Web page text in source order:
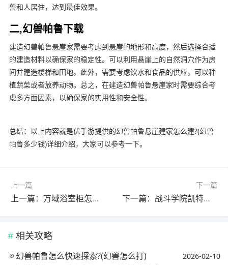
兽和人居住，达到最佳效果。
二,幻兽帕鲁下载
建造幻兽帕鲁悬崖家需要考虑到悬崖的地形和高度，然后选择合适
的建造材料以确保家的稳定性。可以利用悬崖上的自然洞穴作为房
间并建造楼梯和田地。此外，需要考虑饮水和食品的供应，可以种
植蔬菜或者放养动物。总之，在建造幻兽帕鲁悬崖家时需要综合考
虑多方面因素，以确保家的实用性和安全性。
总结：以上内容就是优手游提供的幻兽帕鲁悬崖建家怎么建?(幻兽
帕鲁多少钱)详细介绍，大家可以参考一下。
上一篇
上一篇：万域浴室柜怎么样?(万域浴室柜怎么样好用吗)
下一篇
下一篇：战斗学院凯特琳和未来战士哪个好?(未来战士凯特琳和战斗学院凯特琳)
相关攻略
幻兽帕鲁怎么快速探索?(幻兽怎么打) 2026-02-10